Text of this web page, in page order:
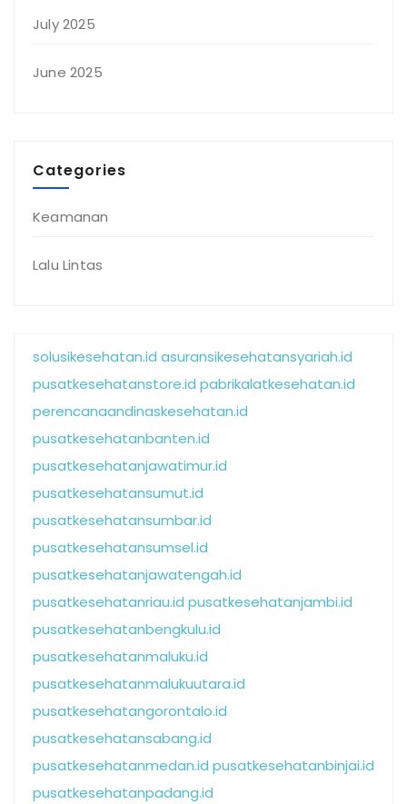
July 2025
June 2025
Categories
Keamanan
Lalu Lintas
solusikesehatan.id asuransikesehatansyariah.id
pusatkesehatanstore.id pabrikalatkesehatan.id
perencanaandinaskesehatan.id
pusatkesehatanbanten.id
pusatkesehatanjawatimur.id
pusatkesehatansumut.id
pusatkesehatansumbar.id
pusatkesehatansumsel.id
pusatkesehatanjawatengah.id
pusatkesehatanriau.id pusatkesehatanjambi.id
pusatkesehatanbengkulu.id
pusatkesehatanmaluku.id
pusatkesehatanmalukuutara.id
pusatkesehatangorontalo.id
pusatkesehatansabang.id
pusatkesehatanmedan.id pusatkesehatanbinjai.id
pusatkesehatanpadang.id